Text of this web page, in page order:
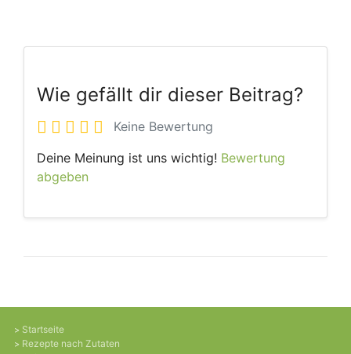
Wie gefällt dir dieser Beitrag?
Keine Bewertung
Deine Meinung ist uns wichtig! Bewertung
abgeben
Startseite
Rezepte nach Zutaten